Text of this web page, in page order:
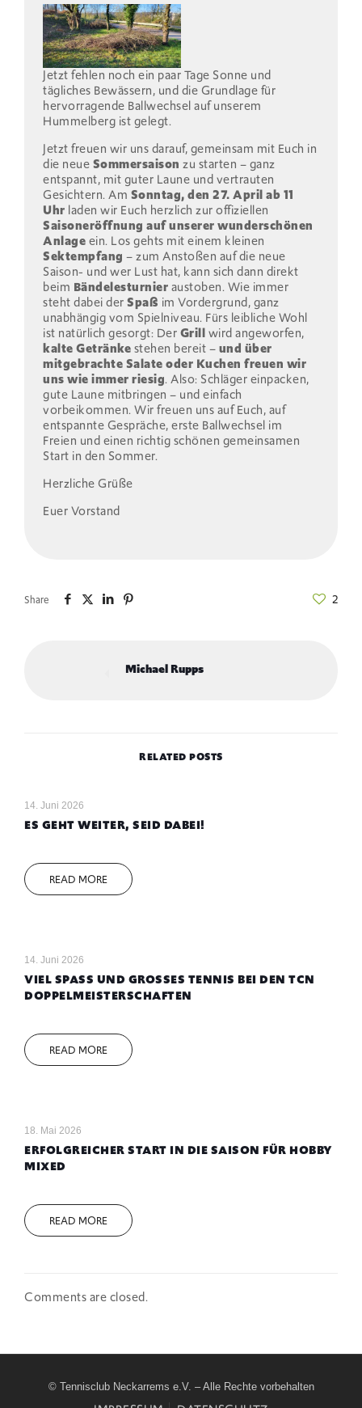
Jetzt fehlen noch ein paar Tage Sonne und
tägliches Bewässern, und die Grundlage für
hervorragende Ballwechsel auf unserem
Hummelberg ist gelegt.
Jetzt freuen wir uns darauf, gemeinsam mit Euch in
die neueSommersaisonzu starten – ganz
entspannt, mit guter Laune und vertrauten
Gesichtern. Am Sonntag, den 27. April ab 11
Uhr laden wir Euch herzlich zur offiziellen
Saisoneröffnung auf unserer wunderschönen
Anlageein. Los gehts mit einem kleinen
Sektempfang– zum Anstoßen auf die neue
Saison- und wer Lust hat, kann sich dann direkt
beim Bändelesturnieraustoben. Wie immer
steht dabei derSpaß im Vordergrund, ganz
unabhängig vom Spielniveau. Fürs leibliche Wohl
ist natürlich gesorgt: DerGrillwird angeworfen,
kalte Getränkestehen bereit –und über
mitgebrachte Salate oder Kuchen freuen wir
uns wie immer riesig. Also: Schläger einpacken,
gute Laune mitbringen – und einfach
vorbeikommen. Wir freuen uns auf Euch, auf
entspannte Gespräche, erste Ballwechsel im
Freien und einen richtig schönen gemeinsamen
Start in den Sommer.
Herzliche Grüße
Euer Vorstand
Share 2
Michael Rupps
RELATED POSTS
14. Juni 2026
ES GEHT WEITER, SEID DABEI!
READ MORE
14. Juni 2026
VIEL SPASS UND GROSSES TENNIS BEI DEN TCN DO
PPELMEISTERSCHAFTEN
READ MORE
18. Mai 2026
ERFOLGREICHER START IN DIE SAISON FÜR HOBBY
MIXED
READ MORE
Comments are closed.
© Tennisclub Neckarrems e.V. – Alle Rechte vorbehalten